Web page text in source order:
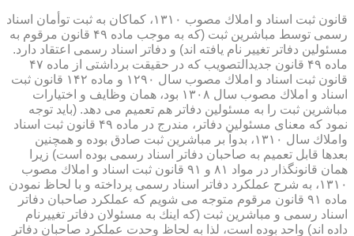
قانون ثبت اسناد و املاك مصوب ۱۳۱۰، كماكان به ثبت توأمان اسناد
رسمی توسط مباشرین ثبت (كه به موجب ماده ۴۹ قانون مرقوم به
مسئولین دفاتر تغییر نام یافته اند) و دفاتر اسناد رسمی اعتقاد دارد.
ماده ۴۹ قانون جدیدالتصویب كه در حقیقت برداشتی از ماده ۴۷
قانون ثبت اسناد و املاك مصوب سال ۱۲۹۰ و ماده ۱۴۲ قانون ثبت
اسناد و املاك مصوب سال ۱۳۰۸ بود، همان وظایف و اختیارات
مباشرین ثبت را به مسئولین دفاتر هم تعمیم می دهد. (باید توجه
نمود كه معنای مسئولین دفاتر، مندرج در ماده ۴۹ قانون ثبت اسناد
واملاك سال ۱۳۱۰، بدواً بر مباشرین ثبت صادق بوده و همچنین
بعدها قابل تعمیم به صاحبان دفاتر اسناد رسمی بوده است) زیرا
همان قانونگذار در مواد ۸۱ و ۹۱ قانون ثبت اسناد و املاك مصوب
۱۳۱۰، به شرح عملكرد دفاتر اسناد رسمی پرداخته و با لحاظ نمودن
ماده ۹۱ قانون مرقوم متوجه می شویم كه عملكرد صاحبان دفاتر
اسناد رسمی و مباشرین ثبت (كه اینك به مسئولان دفاتر تغییرنام
داده اند) واحد بوده است، لذا به لحاظ وحدت عملكرد صاحبان دفاتر